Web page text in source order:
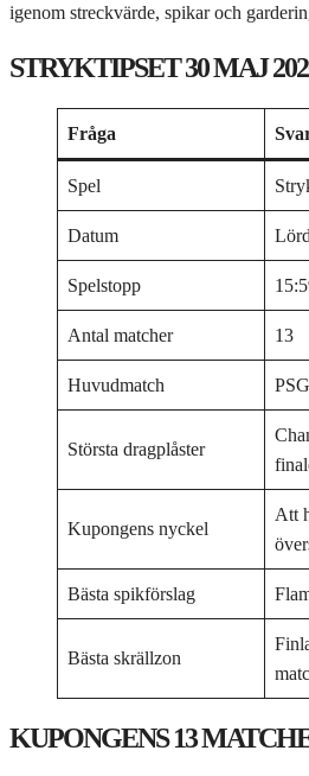
igenom streckvärde, spikar och
STRYKTIPSET 30 MAJ
Fråga
Spel
Datum
Spelstopp
Antal matcher 13
Huvudmatch
Största dragplåster
Kupongens nyckel
Att
Bästa spikförslag
Bästa skrällzon
KUPONGENS 13